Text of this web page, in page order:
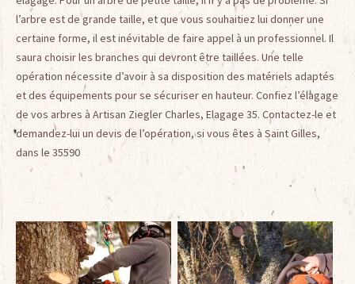
l’arbre est de grande taille, et que vous souhaitiez lui donner une
certaine forme, il est inévitable de faire appel à un professionnel. Il
saura choisir les branches qui devront être taillées. Une telle
opération nécessite d’avoir à sa disposition des matériels adaptés
et des équipements pour se sécuriser en hauteur. Confiez l’élagage
de vos arbres à Artisan Ziegler Charles, Elagage 35. Contactez-le et
demandez-lui un devis de l’opération, si vous êtes à Saint Gilles,
dans le 35590